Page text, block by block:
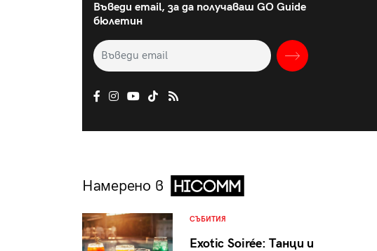
Въведи email, за да получаваш GO Guide
бюлетин
Намерено в
СЪБИТИЯ
Exotic Soirée: Танци и